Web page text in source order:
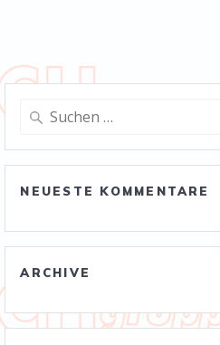
Suche
NEUESTE KOMMENTARE
ARCHIVE